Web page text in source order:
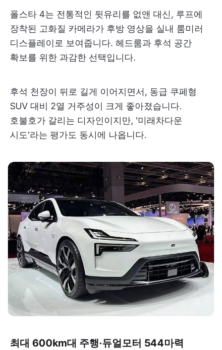
폴스타 4는 전통적인 뒷유리를 없앤 대신, 루프에
장착된 고화질 카메라가 후방 영상을 실내 룸미러
디스플레이로 보여줍니다. 헤드룸과 후석 공간
확보를 위한 과감한 선택입니다.
후석 천장이 뒤로 길게 이어지면서, 동급 쿠페형
SUV 대비 2열 거주성이 크게 좋아졌습니다.
호불호가 갈리는 디자인이지만, '미래차다운
시도'라는 평가도 동시에 나옵니다.
최대 600km대 주행·듀얼모터 544마력